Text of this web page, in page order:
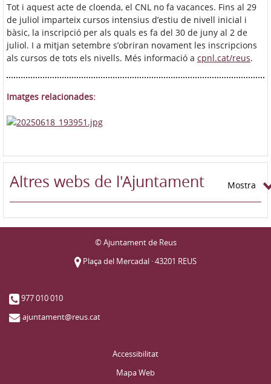
Tot i aquest acte de cloenda, el CNL no fa vacances. Fins al 29
de juliol imparteix cursos intensius d’estiu de nivell inicial i
bàsic, la inscripció per als quals es fa del 30 de juny al 2 de
juliol. I a mitjan setembre s’obriran novament les inscripcions
als cursos de tots els nivells. Més informació a cpnl.cat/reus.
Imatges relacionades:
Altres webs de l'Ajuntament Mostra
© Ajuntament de Reus
Plaça del Mercadal · 43201 REUS
977 010 010
ajuntament@reus.cat
Accessibilitat
Mapa Web